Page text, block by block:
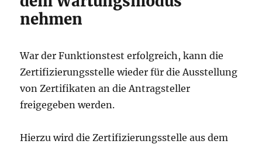
nehmen
War der Funktionstest erfolgreich, kann die
Zertifizierungsstelle wieder für die Ausstellung
von Zertifikaten an die Antragsteller
freigegeben werden.
Hierzu wird die Zertifizierungsstelle aus dem